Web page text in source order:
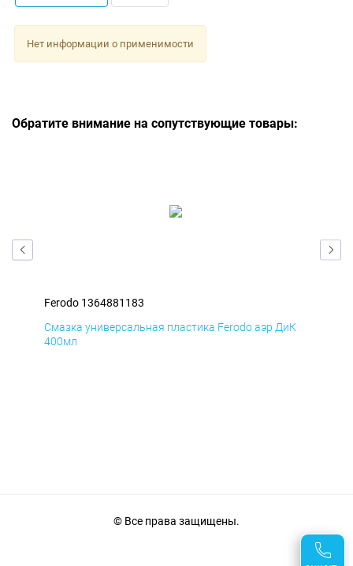
Нет информации о применимости
Обратите внимание на сопутствующие товары:
Ferodo 1364881183
Смазка универсальная пластика Ferodo аэр ДиК
400мл
© Все права защищены.